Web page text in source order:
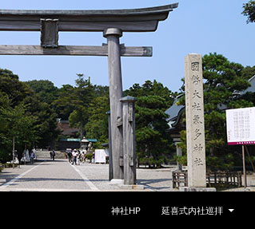
神社HP 延喜式内社巡拝